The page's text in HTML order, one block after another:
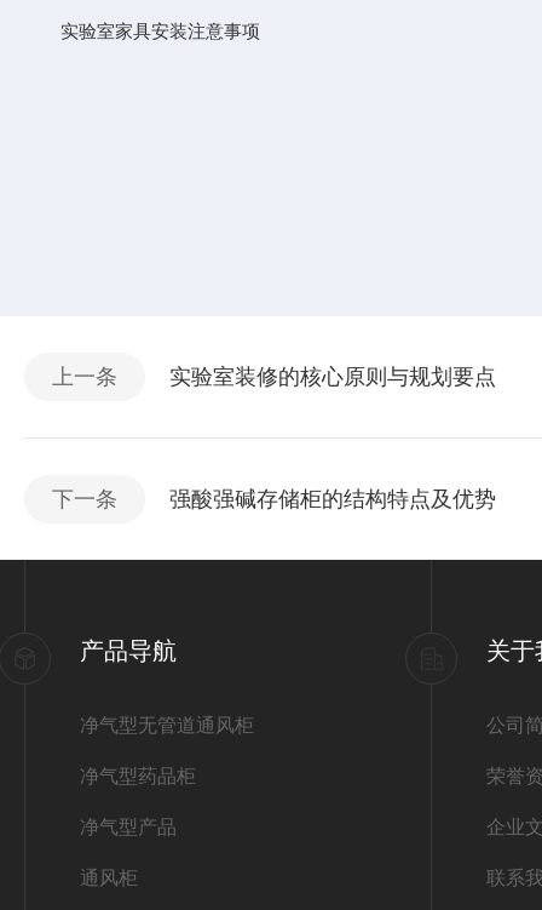
实验室家具安装注意事项
上一条 实验室装修的核心原则与规划要点
下一条 强酸强碱存储柜的结构特点及优势
产品导航
净气型无管道通风柜
净气型药品柜
净气型产品
通风柜
关于
公司
荣誉
企业
联系